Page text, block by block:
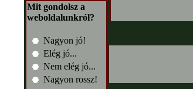
Mit gondolsz a
weboldalunkról?
Nagyon jó!
Elég jó...
Nem elég jó...
Nagyon rossz!